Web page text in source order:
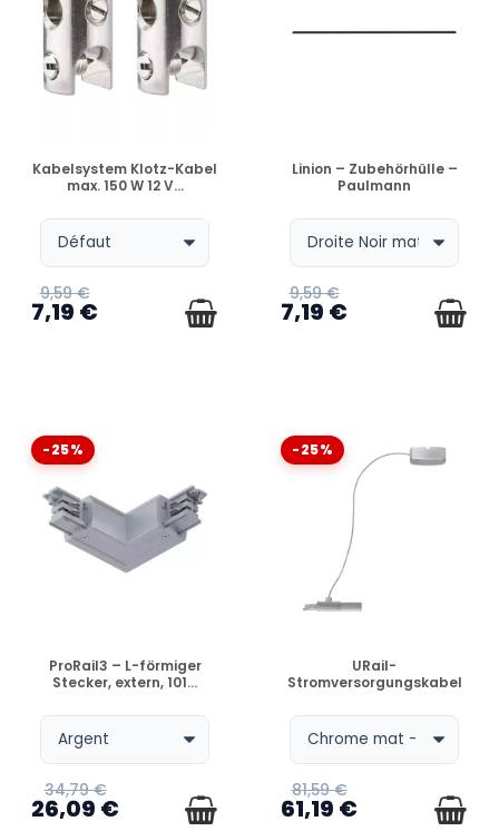
VERFÜGBAR
Kabelsystem Klotz-Kabel
max. 150 W 12 V...
9,59 €
7,19 €
VERFÜGBAR
Linion – Zubehörhülle –
Paulmann
9,59 €
7,19 €
-25%
VERFÜGBAR
ProRail3 – L-förmiger
Stecker, extern, 101...
34,79 €
26,09 €
-25%
VERFÜGBAR
URail-
Stromversorgungskabel
81,59 €
61,19 €